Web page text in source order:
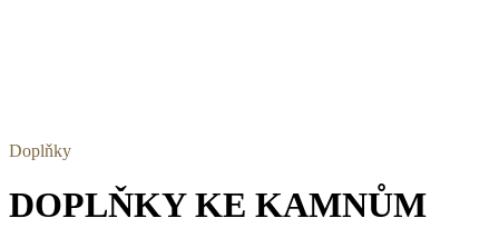
Doplňky
DOPLŇKY KE KAMNŮM